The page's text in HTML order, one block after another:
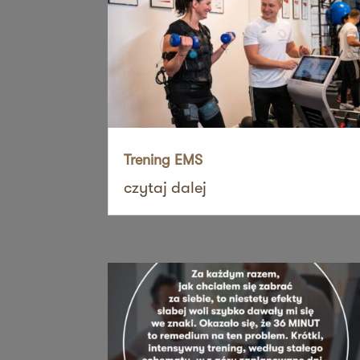
ul. Szubianki 19
63-200 Jarocin
36 MINUT Jaworzno
ul. Katowicka 47
43-603 Jaworzno
36 MINUT Kalisz
36 MINUT Kamionki
ul. Poznańska 117
62-023 Kamionki
Trening EMS
czytaj dalej